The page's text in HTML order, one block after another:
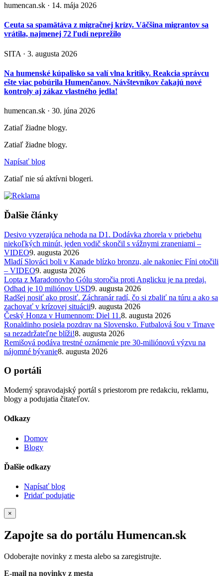
humencan.sk · 14. mája 2026
Ceuta sa spamätáva z migračnej krízy. Väčšina migrantov sa
vrátila, najmenej 72 ľudí neprežilo
SITA · 3. augusta 2026
Na humenské kúpalisko sa valí vlna kritiky. Reakcia správcu
ešte viac pobúrila Humenčanov. Návštevníkov čakajú nové
kontroly aj zákaz vlastného jedla!
humencan.sk · 30. júna 2026
Zatiaľ žiadne blogy.
Zatiaľ žiadne blogy.
Napísať blog
Zatiaľ nie sú aktívni blogeri.
Ďalšie články
Desivo vyzerajúca nehoda na D1. Dodávka zhorela v priebehu
niekoľkých minút, jeden vodič skončil s vážnymi zraneniami –
VIDEO9. augusta 2026
Mladí Slováci boli v Kanade blízko bronzu, ale nakoniec Fíni otočili
– VIDEO9. augusta 2026
Lopta z Maradonovho Gólu storočia proti Anglicku je na predaj.
Odhad je 10 miliónov USD9. augusta 2026
Radšej nosiť ako prosiť. Záchranár radí, čo si zbaliť na túru a ako sa
zachovať v krízovej situácii9. augusta 2026
Český Honza v Humennom: Diel 11.8. augusta 2026
Ronaldinho posiela pozdrav na Slovensko. Futbalová šou v Trnave
sa nezadržateľne blíži!8. augusta 2026
Remišová podáva trestné oznámenie pre 30-miliónovú výzvu na
nájomné bývanie8. augusta 2026
O portáli
Moderný spravodajský portál s priestorom pre redakciu, reklamu,
blogy a podujatia čitateľov.
Odkazy
Domov
Blogy
Ďalšie odkazy
Napísať blog
Pridať podujatie
×
Zapojte sa do portálu Humencan.sk
Odoberajte novinky z mesta alebo sa zaregistrujte.
E-mail na novinky z mesta